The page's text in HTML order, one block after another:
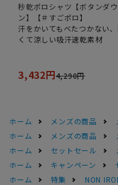
秒乾ポロシャツ【ボタンダウ
ン】【＃すごポロ】
汗をかいてもべたつかない
くて涼しい吸汗速乾素材
3,432円4,290円
ホーム メンズの商品
ホーム
メンズの商品
ホーム
セットセール
ホーム
キャンペーン
ホーム
特集 NON